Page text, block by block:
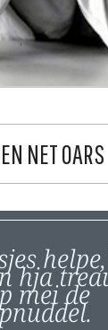
NET OARS
hja
mei de